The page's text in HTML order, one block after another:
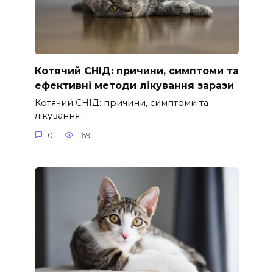
Котячий СНІД: причини, симптоми та
ефективні методи лікування зарази
Котячий СНІД: причини, симптоми та
лікування –
0 169